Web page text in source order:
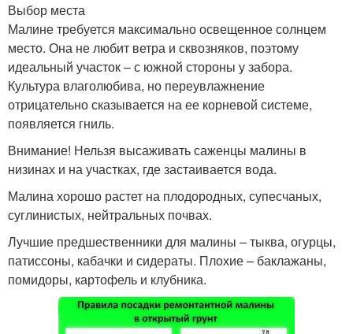
Выбор места
Малине требуется максимально освещенное солнцем
место. Она не любит ветра и сквозняков, поэтому
идеальный участок – с южной стороны у забора.
Культура влаголюбива, но переувлажнение
отрицательно сказывается на ее корневой системе,
появляется гниль.
Внимание! Нельзя высаживать саженцы малины в
низинах и на участках, где застаивается вода.
Малина хорошо растет на плодородных, супесчаных,
суглинистых, нейтральных почвах.
Лучшие предшественники для малины – тыква, огурцы,
патиссоны, кабачки и сидераты. Плохие – баклажаны,
помидоры, картофель и клубника.